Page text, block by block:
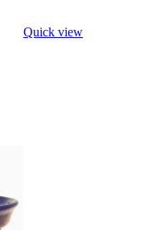
Quick view